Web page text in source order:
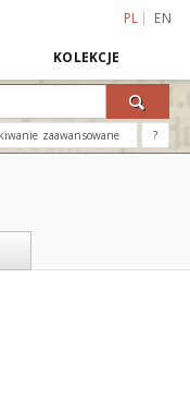
PL EN
KOLEKCJE
zaawansowane ?